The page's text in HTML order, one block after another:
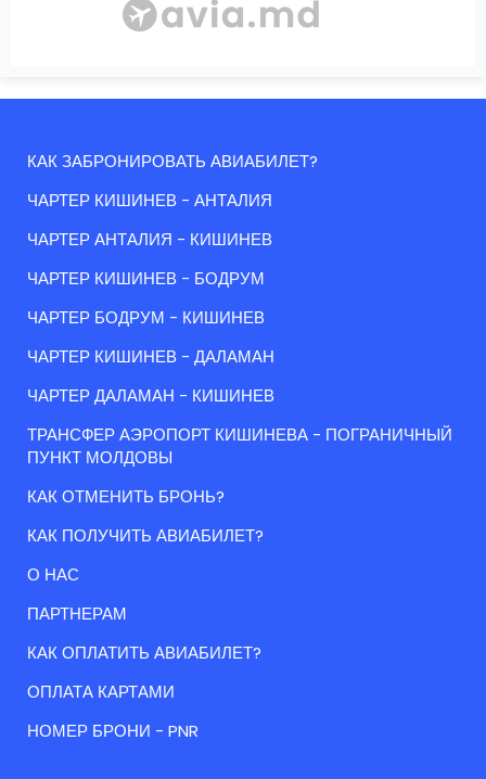
КАК ЗАБРОНИРОВАТЬ АВИАБИЛЕТ?
ЧАРТЕР КИШИНЕВ - АНТАЛИЯ
ЧАРТЕР АНТАЛИЯ - КИШИНЕВ
ЧАРТЕР КИШИНЕВ - БОДРУМ
ЧАРТЕР БОДРУМ - КИШИНЕВ
ЧАРТЕР КИШИНЕВ - ДАЛАМАН
ЧАРТЕР ДАЛАМАН - КИШИНЕВ
ТРАНСФЕР АЭРОПОРТ КИШИНЕВА - ПОГРАНИЧНЫЙ
ПУНКТ МОЛДОВЫ
КАК ОТМЕНИТЬ БРОНЬ?
КАК ПОЛУЧИТЬ АВИАБИЛЕТ?
О НАС
ПАРТНЕРАМ
КАК ОПЛАТИТЬ АВИАБИЛЕТ?
ОПЛАТА КАРТАМИ
НОМЕР БРОНИ - PNR